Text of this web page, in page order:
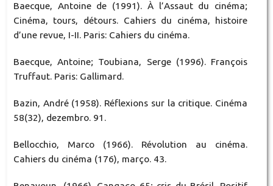
Baecque, Antoine de (1991). À l’Assaut du cinéma;
Cinéma, tours, détours. Cahiers du cinéma, histoire
d’une revue, I-II. Paris: Cahiers du cinéma.
Baecque, Antoine; Toubiana, Serge (1996). François
Truffaut. Paris: Gallimard.
Bazin, André (1958). Réflexions sur la critique. Cinéma
58(32), dezembro. 91.
Bellocchio, Marco (1966). Révolution au cinéma.
Cahiers du cinéma (176), março. 43.